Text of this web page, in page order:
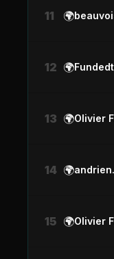
11 🌍
12 🌍
13 🌍Olivier
14 🌍
15 🌍Olivier